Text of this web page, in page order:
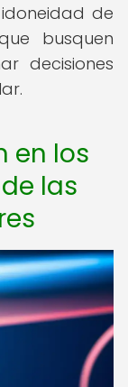
de
busquen
decisiones
en los
las